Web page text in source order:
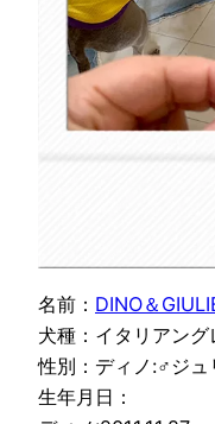
名前： DINO＆
犬種：イタリアング
性別：ディノ:♂ジュ
生年月日：